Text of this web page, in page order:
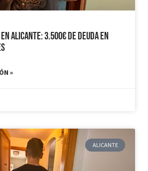
Alicante: 3.500€ de Deuda en
»
ALICANTE